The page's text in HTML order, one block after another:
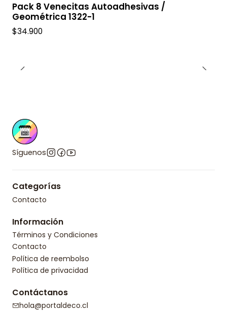
Pack 8 Venecitas Autoadhesivas /
Geométrica 1322-1
$34.900
Síguenos
Categorías
Contacto
Información
Términos y Condiciones
Contacto
Política de reembolso
Política de privacidad
Contáctanos
hola@portaldeco.cl